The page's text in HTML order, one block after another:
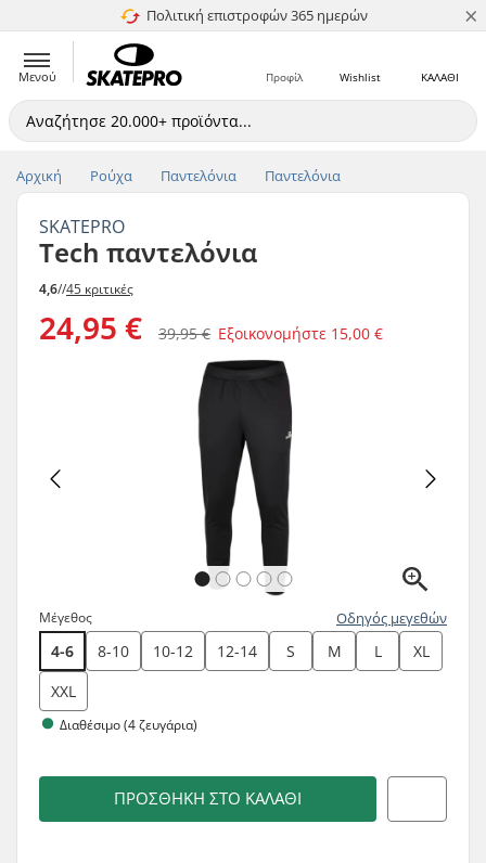
Πολιτική επιστροφών 365 ημερών
4.8 στα 5 ×
Μενού ΚΑΛΑΘΙ
Wishlist
Προφίλ
Αρχική Ρούχα Παντελόνια Παντελόνια
SKATEPRO
Tech παντελόνια
4,6//45 κριτικές
24,95 € 39,95 € Εξοικονομήστε 15,00 €
Μέγεθος Οδηγός μεγεθών
4-6 8-10 10-12 12-14 S M L
XL
XXL
Διαθέσιμο (4 ζευγάρια)
ΠΡΟΣΘΉΚΗ ΣΤΟ ΚΑΛΆΘΙ